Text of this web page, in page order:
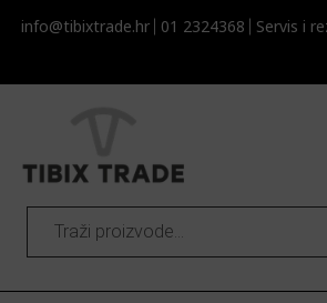
info@tibixtrade.hr 01 2324368 Servis i
Products
search